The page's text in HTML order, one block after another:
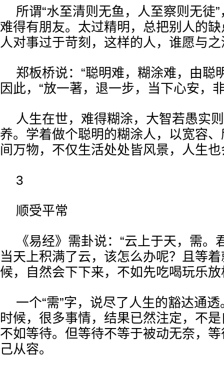
所谓“水至清则无鱼，人至察则无徒
难得有朋友。太过精明，总把别人的
人对事过于苛刻，这样的人，谁愿与
郑板桥说：“聪明难，糊涂难，由聪
因此，“放一著，退一步，当下心安，
人生在世，难得糊涂，大智若愚实
养。学着做个聪明的糊涂人，以宽容
间万物，不仅生活处处皆风景，人生
3
顺受平常
《易经》需卦说：“云上于天，需。
当天上积满了云，该怎么办呢？且等
候，自然会下下来，不如先吃喝玩乐
一个“需”字，说尽了人生的豁达通
时候，很多事情，结果已然注定，不
不如等待。但等待不等于被动无奈，
己从容。